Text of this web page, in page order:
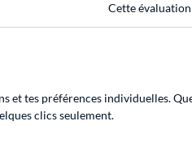
Cette
et tes préférences individuelles.
clics seulement.